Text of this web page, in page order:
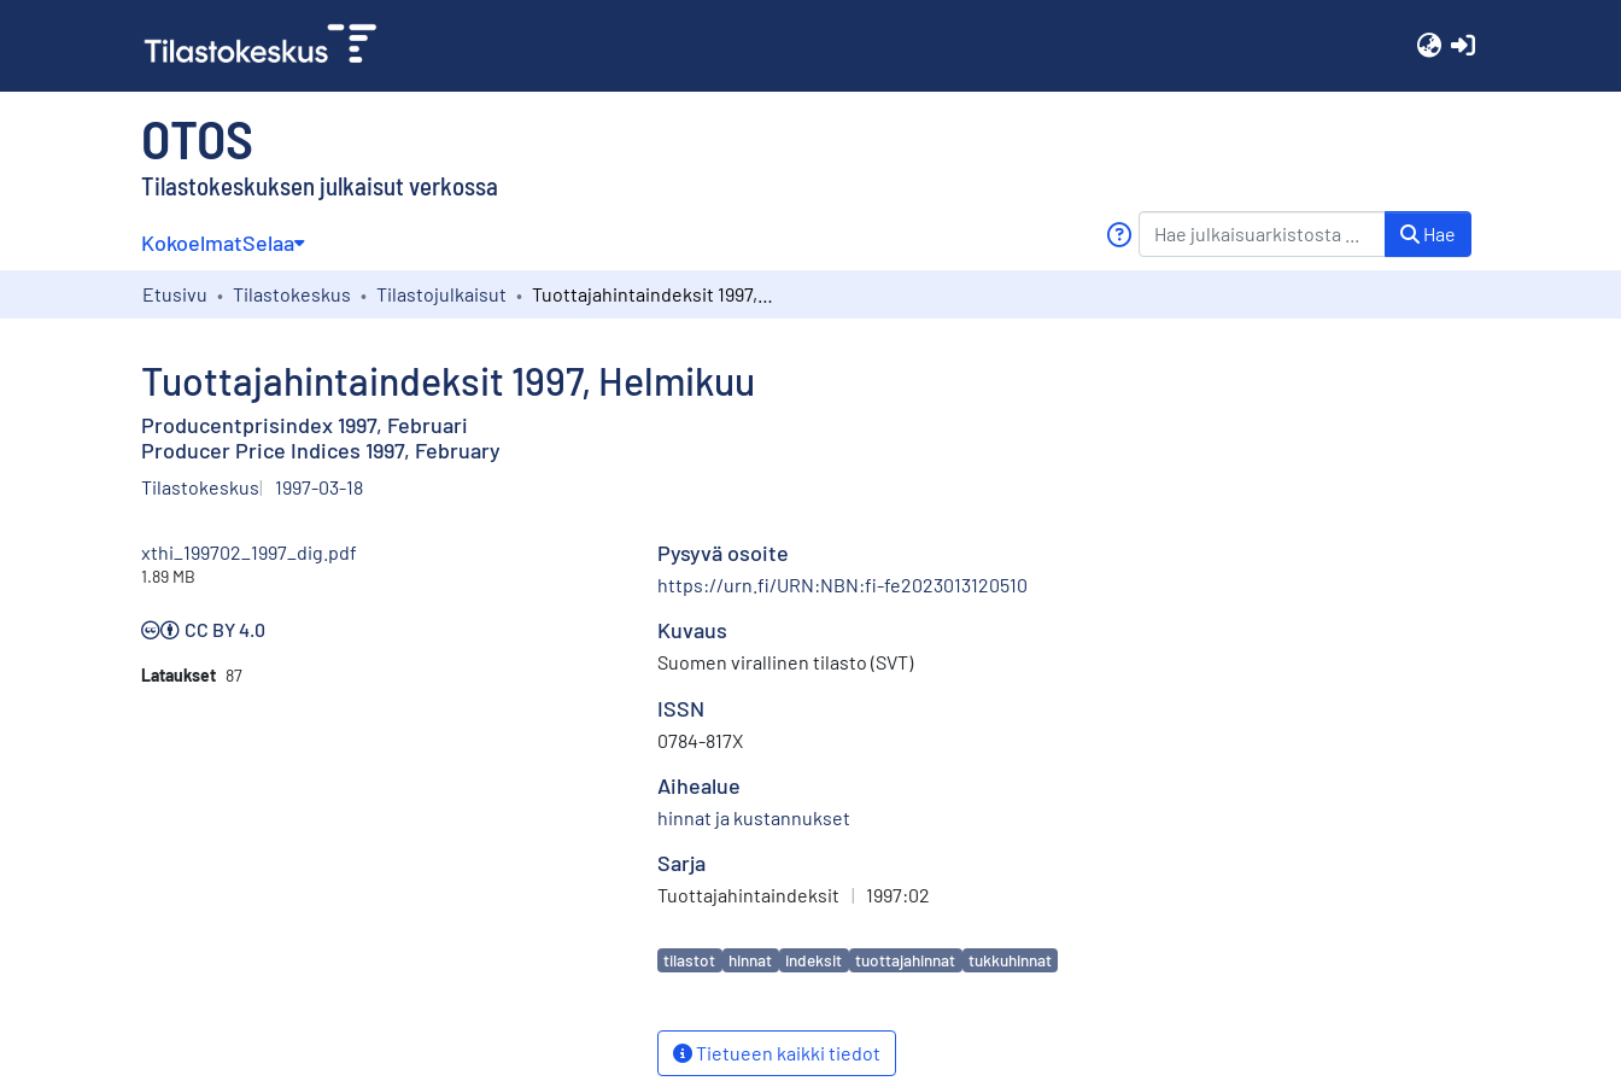
OTOS
Tilastokeskuksen julkaisut verkossa
KokoelmatSelaa Hae
Etusivu Tilastokeskus Tilastojulkaisut
Tuottajahintaindeksit 1997, Helmikuu
Producentprisindex 1997, Februari
Producer Price Indices 1997, February
Tilastokeskus 1997-03-18
xthi_199702_1997_dig.pdf
1.89 MB
CC BY 4.0
Lataukset 87
Pysyvä osoite
https://urn.fi/URN:NBN:fi-fe2023013120510
Kuvaus
Suomen virallinen tilasto (SVT)
ISSN
0784-817X
Aihealue
hinnat ja kustannukset
Sarja
Tuottajahintaindeksit | 1997:02
Avainsanat
tilastot hinnat indeksit tuottajahinnat tukkuhinnat
Tietueen kaikki tiedot